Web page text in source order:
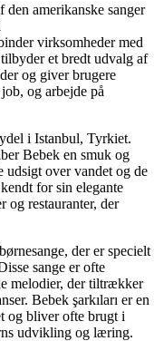
amerikanske sanger
virksomheder med
et bredt udvalg af
og giver brugere
og arbejde på
i Istanbul, Tyrkiet.
Bebek en smuk og
udsigt over vandet og de
for sin elegante
og restauranter, der
der er specielt
sange er ofte
melodier, der tiltrækker
Bebek şarkıları er en
og bliver ofte brugt i
udvikling og læring.